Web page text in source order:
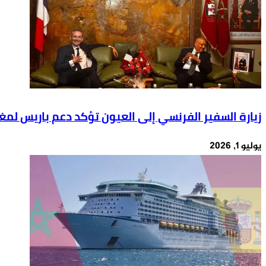
زيارة السفير الفرنسي إلى العيون تؤكد دعم باريس
يوليو 1, 2026